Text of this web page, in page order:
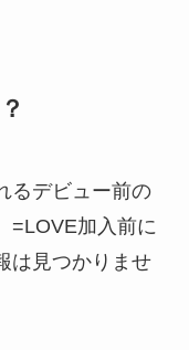
るデビュー前の
=LOVE加入前に
は見つかりませ